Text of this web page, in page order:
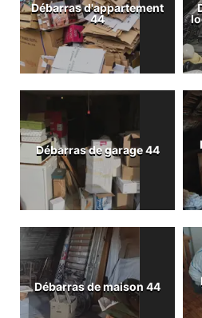
Débarras d'appartement
44
Débarras de garage 44
Débarras de maison 44